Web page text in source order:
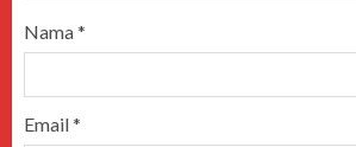
Nama*
Email*